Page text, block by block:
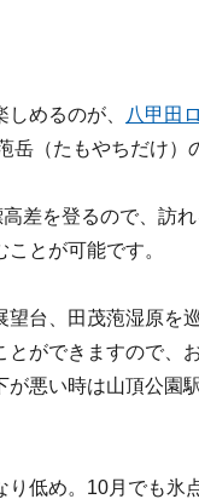
めるのが、 八甲田
岳（たもやちだけ）
差を登るので、訪
とが可能です。
台、田茂萢湿原を
とができますので、
悪い時は山頂公園
り低め。10月でも